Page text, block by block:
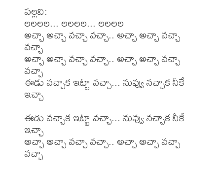
పల్లవి:
లలలల... లలలల... లలలల
అచ్చా అచ్చా వచ్చా వచ్చా.. అచ్చా అచ్చా వచ్చా
వచ్చా
అచ్చా అచ్చా వచ్చా వచ్చా.. అచ్చా అచ్చా వచ్చా
వచ్చా
ఈడు వచ్చాక ఇట్టా వచ్చా... నువ్వు నచ్చాక నీకే
ఇచ్చా
ఈడు వచ్చాక ఇట్టా వచ్చా... నువ్వు నచ్చాక నీకే
ఇచ్చా
అచ్చా అచ్చా వచ్చా వచ్చా.. అచ్చా అచ్చా వచ్చా
వచ్చా